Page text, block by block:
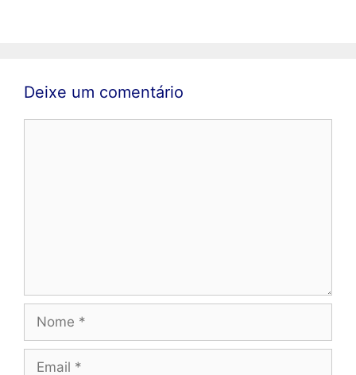
Deixe um comentário
Nome
Email